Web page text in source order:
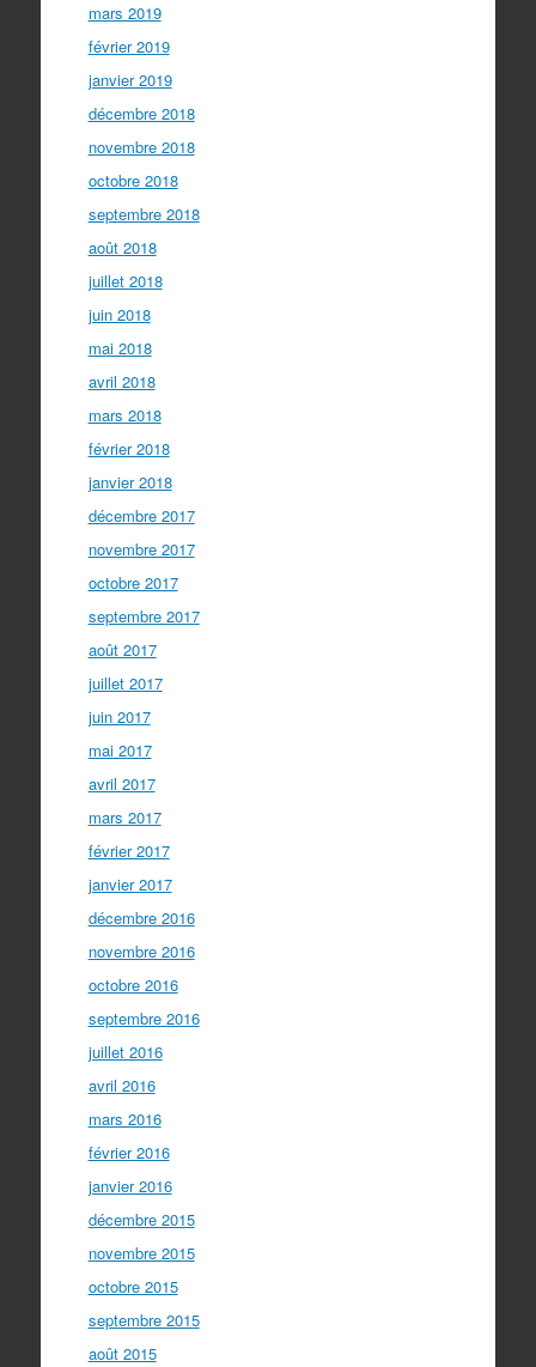
mars 2019
février 2019
janvier 2019
décembre 2018
novembre 2018
octobre 2018
septembre 2018
août 2018
juillet 2018
juin 2018
mai 2018
avril 2018
mars 2018
février 2018
janvier 2018
décembre 2017
novembre 2017
octobre 2017
septembre 2017
août 2017
juillet 2017
juin 2017
mai 2017
avril 2017
mars 2017
février 2017
janvier 2017
décembre 2016
novembre 2016
octobre 2016
septembre 2016
juillet 2016
avril 2016
mars 2016
février 2016
janvier 2016
décembre 2015
novembre 2015
octobre 2015
septembre 2015
août 2015